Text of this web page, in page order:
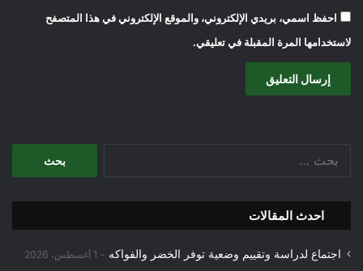
احفظ اسمي، بريدي الإلكتروني، والموقع الإلكتروني في هذا المتصفح
لاستخدامها المرة المقبلة في تعليقي.
احدث المقالات
اجتماع لدراسة وتقييم وضعية توفر الخضر والفواكه 1 أغسطس، 2026